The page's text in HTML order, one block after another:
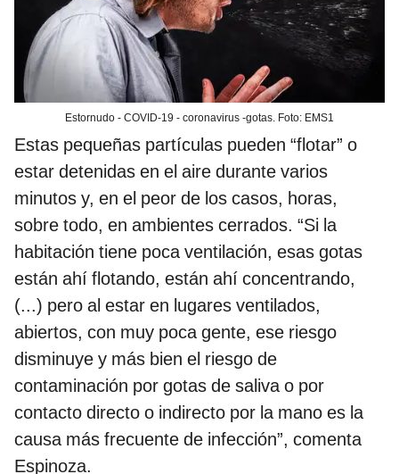
Estornudo - COVID-19 - coronavirus -gotas. Foto: EMS1
Estas pequeñas partículas pueden “flotar” o
estar detenidas en el aire durante varios
minutos y, en el peor de los casos, horas,
sobre todo, en ambientes cerrados. “Si la
habitación tiene poca ventilación, esas gotas
están ahí flotando, están ahí concentrando,
(...) pero al estar en lugares ventilados,
abiertos, con muy poca gente, ese riesgo
disminuye y más bien el riesgo de
contaminación por gotas de saliva o por
contacto directo o indirecto por la mano es la
causa más frecuente de infección”, comenta
Espinoza.